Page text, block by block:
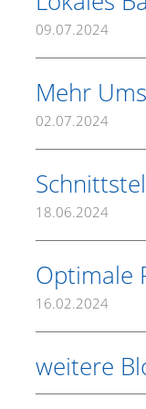
09.07.2024
Mehr
02.07.2024
18.06.2024
Optimale
16.02.2024
weitere